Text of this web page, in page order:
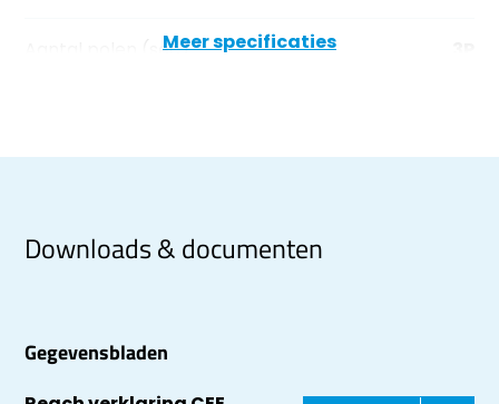
Aantal polen (sec)Meer specificaties
Downloads & documenten
Gegevensbladen